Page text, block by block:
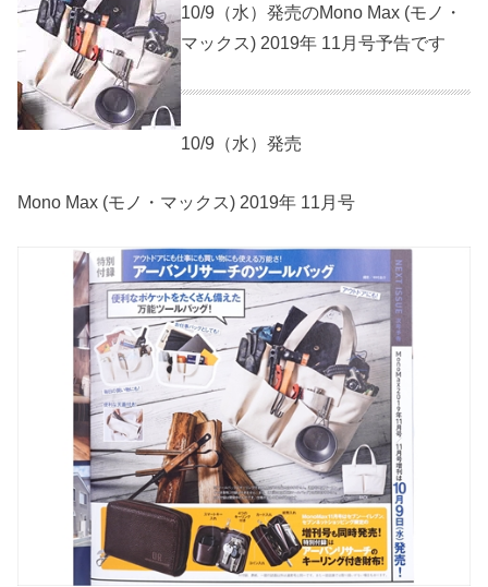
10/9（水）発売のMono Max (モノ・
マックス) 2019年 11月号予告です
10/9（水）発売
Mono Max (モノ・マックス) 2019年 11月号